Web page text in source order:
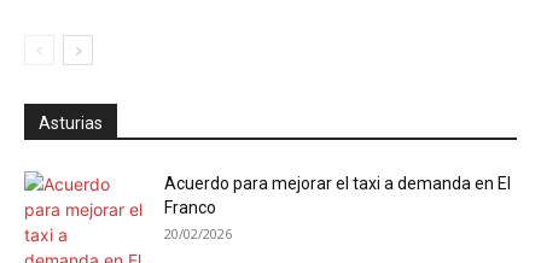
Asturias
Acuerdo para mejorar el taxi a demanda en El
Franco
20/02/2026